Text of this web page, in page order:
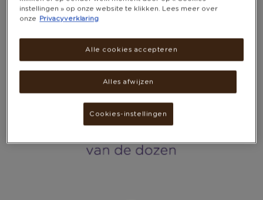
van
NESCAFÉ
Dolce
instellingen » op onze website te klikken. Lees meer over
onze
Privacyverklaring
Alles afwijzen
Alle cookies accepteren
Cookies-instellingen